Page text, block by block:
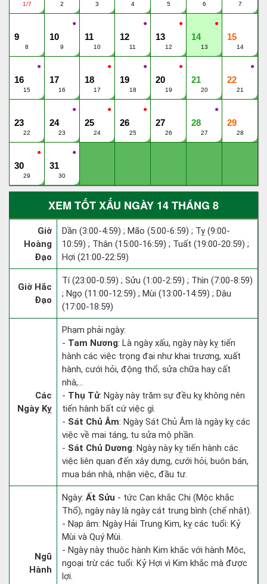
1/7 2 3 4 5 6 7
9
8
●
10
9
11
10
●
12
11
●
13
12
●
14
13
15
14
●
16
15
17
16
●
18
17
●
19
18
●
20
19
21
20
●
22
21
23
22
●
24
23
●
25
24
●
26
25
27
26
●
28
27
29
28
●
30
29
●
31
30
XEM TỐT XẤU NGÀY 14 THÁNG 8
Giờ
Hoàng
Đạo
Dần (3:00-4:59) ; Mão (5:00-6:59) ; Tỵ (9:00-
10:59) ; Thân (15:00-16:59) ; Tuất (19:00-20:59) ;
Hợi (21:00-22:59)
Giờ Hắc
Đạo
Tí (23:00-0:59) ; Sửu (1:00-2:59) ; Thìn (7:00-8:59)
; Ngọ (11:00-12:59) ; Mùi (13:00-14:59) ; Dậu
(17:00-18:59)
Các
Ngày Kỵ
Phạm phải ngày:
- Tam Nương: Là ngày xấu, ngày này kỵ tiến
hành các việc trọng đại như khai trương, xuất
hành, cưới hỏi, động thổ, sửa chữa hay cất
nhà,...
- Thụ Tử: Ngày này trăm sự đều kỵ không nên
tiến hành bất cứ việc gì.
- Sát Chủ Âm: Ngày Sát Chủ Âm là ngày kỵ các
việc về mai táng, tu sửa mộ phần.
- Sát Chủ Dương: Ngày này kỵ tiến hành các
việc liên quan đến xây dựng, cưới hỏi, buôn bán,
mua bán nhà, nhận việc, đầu tư.
Ngũ
Hành
Ngày: Ất Sửu - tức Can khắc Chi (Mộc khắc
Thổ), ngày này là ngày cát trung bình (chế nhật).
- Nạp âm: Ngày Hải Trung Kim, kỵ các tuổi: Kỷ
Mùi và Quý Mùi.
- Ngày này thuộc hành Kim khắc với hành Mộc,
ngoại trừ các tuổi: Kỷ Hợi vì Kim khắc mà được
lợi.